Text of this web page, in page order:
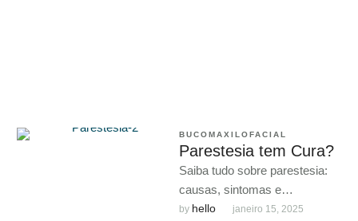
BUCOMAXILOFACIAL
Parestesia tem Cura?
Saiba tudo sobre parestesia:
causas, sintomas e
tratamentos. Descubra como
by hello janeiro 15, 2025